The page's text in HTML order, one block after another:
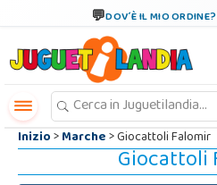
DOV´È IL MIO ORDINE?
Inizio>Marche> Giocattoli Falomir
Giocattoli